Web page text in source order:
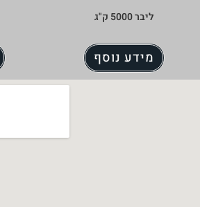
ליבר 5000 ק"ג
מידע נוסף